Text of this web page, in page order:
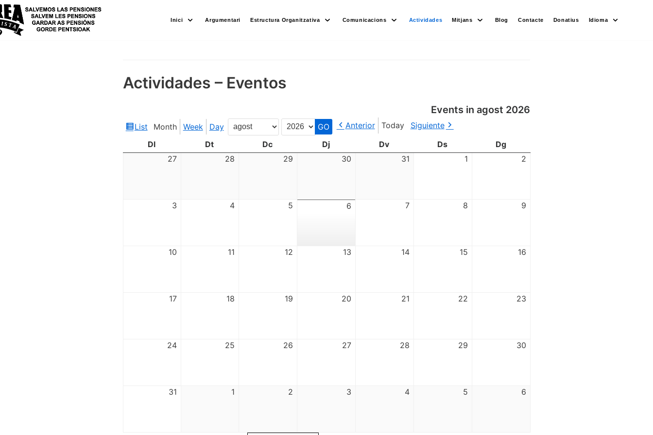
Skip
to
content
Inici Argumentari Estructura Organitzativa Comunicacions Actividades Mitjans Blog Contacte Donatius Idioma
Actividades – Eventos
Events in agost 2026
View
List Month Week Day
Month
Year
Anterior Today
Siguiente
Dl
Dt Dc Dj Dv Ds
Dg
27
28 29 30 31 1 2
3 4 5 6 7 8 9
10 11 12 13 14 15 16
17 18 19 20 21 22 23
24 25 26 27 28 29 30
31 1 2 3 4 5 6